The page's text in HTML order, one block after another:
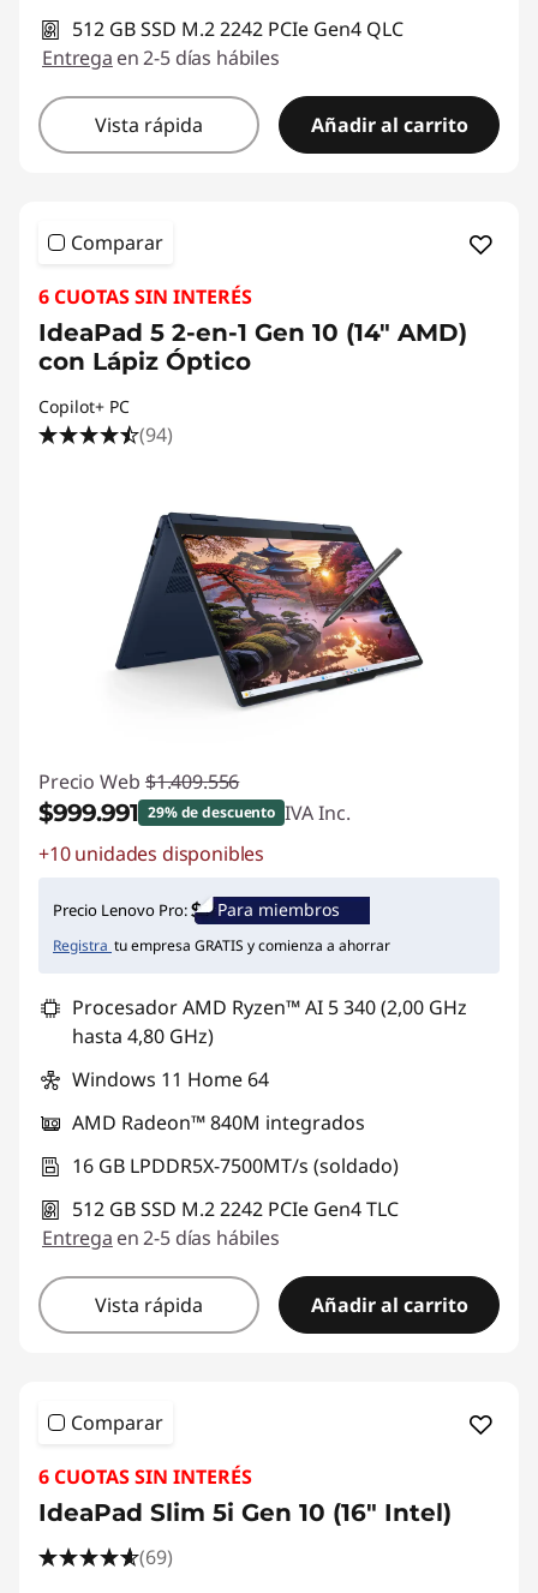
512 GB SSD M.2 2242 PCIe Gen4 QLC
Entrega en 2-5 días hábiles
Vista rápida Añadir al carrito
Comparar
6 CUOTAS SIN INTERÉS
IdeaPad 5 2-en-1 Gen 10 (14" AMD)
con Lápiz Óptico
Copilot+ PC
(94)
Precio Web $1.409.556
$999.991 29% de descuento IVA Inc.
Ahorros instantáneos :
+10 unidades disponibles
Precio Lenovo Pro: Para miembros
Registra tu empresa GRATIS y comienza a ahorrar
Procesador AMD Ryzen™ AI 5 340 (2,00 GHz
hasta 4,80 GHz)
Windows 11 Home 64
AMD Radeon™ 840M integrados
16 GB LPDDR5X-7500MT/s (soldado)
512 GB SSD M.2 2242 PCIe Gen4 TLC
Entrega en 2-5 días hábiles
Vista rápida Añadir al carrito
Comparar
6 CUOTAS SIN INTERÉS
IdeaPad Slim 5i Gen 10 (16" Intel)
(69)